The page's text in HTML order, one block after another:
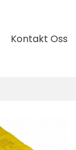
Kontakt Oss